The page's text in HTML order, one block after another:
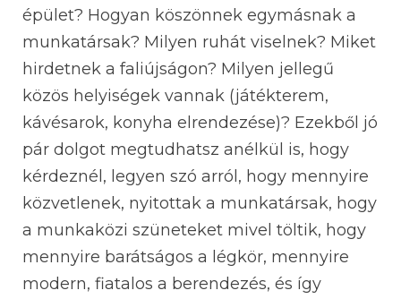
épület? Hogyan köszönnek egymásnak a
munkatársak? Milyen ruhát viselnek? Miket
hirdetnek a faliújságon? Milyen jellegű
közös helyiségek vannak (játékterem,
kávésarok, konyha elrendezése)? Ezekből jó
pár dolgot megtudhatsz anélkül is, hogy
kérdeznél, legyen szó arról, hogy mennyire
közvetlenek, nyitottak a munkatársak, hogy
a munkaközi szüneteket mivel töltik, hogy
mennyire barátságos a légkör, mennyire
modern, fiatalos a berendezés, és így